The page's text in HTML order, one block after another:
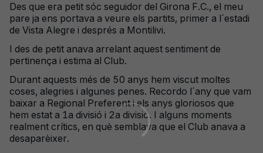
Des que era petit sóc seguidor del Girona F.C., el meu
pare ja ens portava a veure els partits, primer a l´estadi
de Vista Alegre i després a Montilivi.
I des de petit anava arrelant aquest sentiment de
pertinença i estima al Club.
Durant aquests més de 50 anys hem viscut moltes
coses, alegries i algunes penes. Recordo l´any que vam
baixar a Regional Preferent i els anys gloriosos que
hem estat a 1a divisió i 2a divisió. I alguns moments
realment crítics, en què semblava que el Club anava a
desaparèixer.